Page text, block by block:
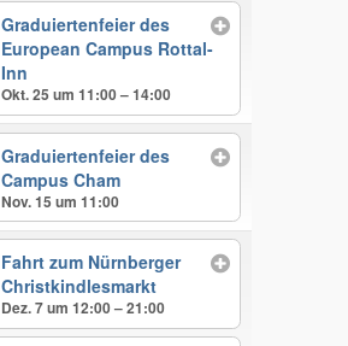
Graduiertenfeier des
European Campus Rottal-
Inn
Okt. 25 um 11:00 – 14:00
Graduiertenfeier des
Campus Cham
Nov. 15 um 11:00
Fahrt zum Nürnberger
Christkindlesmarkt
Dez. 7 um 12:00 – 21:00